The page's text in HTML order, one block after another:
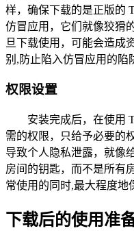
样，确保下载的是正版的
仿冒应用，它们就像狡猾
旦下载使用，可能会造成
别,防止陷入仿冒应用的陷
权限设置
安装完成后，在使用
需的权限，只给予必要的
导致个人隐私泄露，就像
房间的钥匙，而不是所有
常使用的同时,最大程度地
下载后的使用准